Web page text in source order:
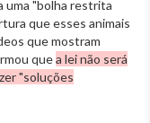
uma "bolha restrita
que esses animais
que mostram
quea lei não será
"soluções